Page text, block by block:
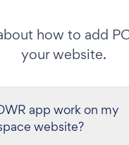
how to add
your website.
app work on my
website?